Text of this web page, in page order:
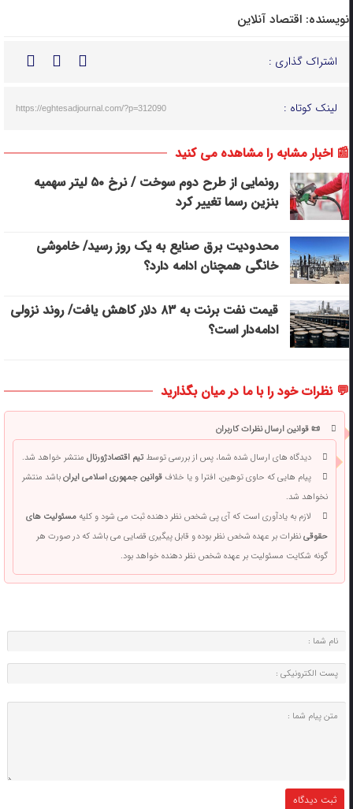
نویسنده: اقتصاد آنلاین
اشتراک گذاری :
لینک کوتاه : https://eghtesadjournal.com/?p=312090
📰 اخبار مشابه را مشاهده می کنید
رونمایی از طرح دوم سوخت / نرخ ۵۰ لیتر سهمیه
بنزین رسما تغییر کرد
محدودیت برق صنایع به یک روز رسید/ خاموشی
خانگی همچنان ادامه دارد؟
قیمت نفت برنت به ۸۳ دلار کاهش یافت/ روند نزولی
ادامه‌دار است؟
💬 نظرات خود را با ما در میان بگذارید
📜 قوانین ارسال نظرات کاربران
دیدگاه های ارسال شده شما، پس از بررسی توسطتیم اقتصادژورنالمنتشر خواهد شد.
پیام هایی که حاوی توهین، افترا و یا خلافقوانین جمهوری اسلامی ایرانباشد منتشر
نخواهد شد.
لازم به یادآوری است که آی پی شخص نظر دهنده ثبت می شود و کلیهمسئولیت های
حقوقینظرات بر عهده شخص نظر بوده و قابل پیگیری قضایی می باشد که در صورت هر
گونه شکایت مسئولیت بر عهده شخص نظر دهنده خواهد بود.